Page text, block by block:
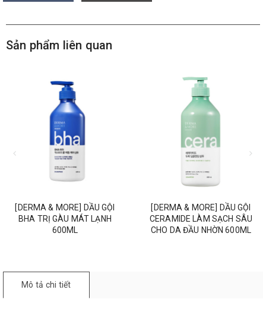
Sản phẩm liên quan
[DERMA & MORE] DẦU GỘI
BHA TRỊ GÀU MÁT LẠNH
600ML
[DERMA & MORE] DẦU GỘI
CERAMIDE LÀM SẠCH SÂU
CHO DA ĐẦU NHỜN 600ML
Mô tả chi tiết